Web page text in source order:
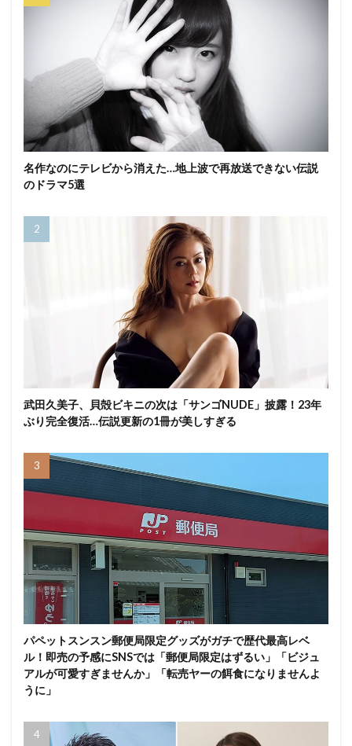
名作なのにテレビから消えた…地上波で再放送できない伝説
のドラマ5選
武田久美子、貝殻ビキニの次は「サンゴNUDE」披露！23年
ぶり完全復活…伝説更新の1冊が美しすぎる
パペットスンスン郵便局限定グッズがガチで歴代最高レベ
ル！即売の予感にSNSでは「郵便局限定はずるい」「ビジュ
アルが可愛すぎませんか」「転売ヤーの餌食になりませんよ
うに」